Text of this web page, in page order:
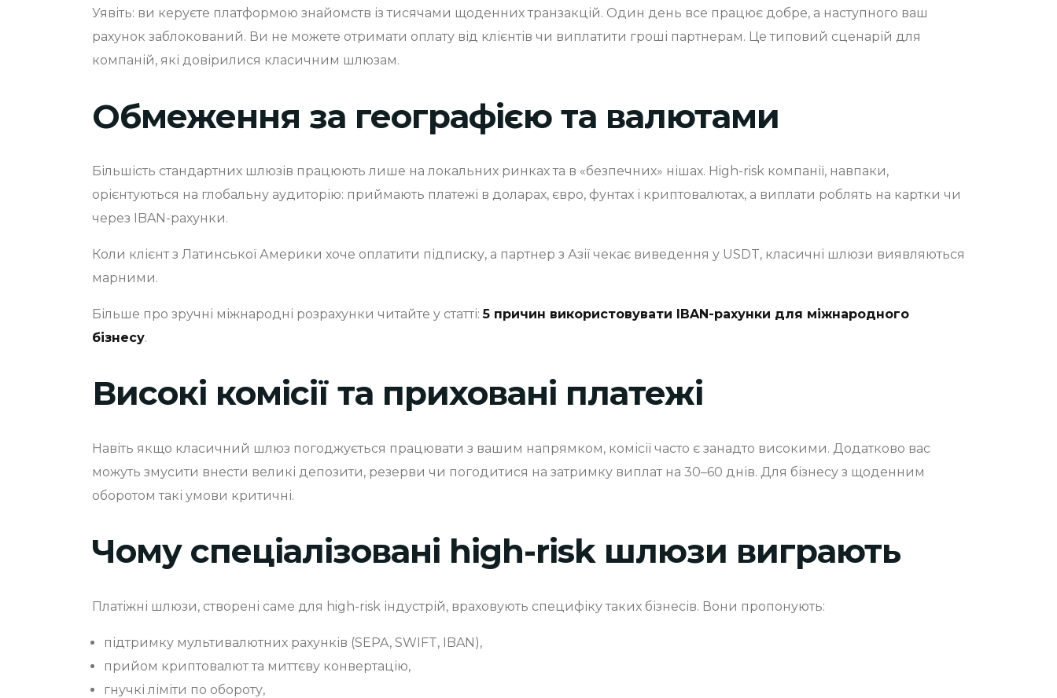
Уявіть: ви керуєте платформою знайомств із тисячами щоденних транзакцій. Один день все працює добре, а наступного ваш
рахунок заблокований. Ви не можете отримати оплату від клієнтів чи виплатити гроші партнерам. Це типовий сценарій для
компаній, які довірилися класичним шлюзам.
Обмеження за географією та валютами
Більшість стандартних шлюзів працюють лише на локальних ринках та в «безпечних» нішах. High-risk компанії, навпаки,
орієнтуються на глобальну аудиторію: приймають платежі в доларах, євро, фунтах і криптовалютах, а виплати роблять на картки чи
через IBAN-рахунки.
Коли клієнт з Латинської Америки хоче оплатити підписку, а партнер з Азії чекає виведення у USDT, класичні шлюзи виявляються
марними.
Більше про зручні міжнародні розрахунки читайте у статті:5 причин використовувати IBAN-рахунки для міжнародного
бізнесу.
Високі комісії та приховані платежі
Навіть якщо класичний шлюз погоджується працювати з вашим напрямком, комісії часто є занадто високими. Додатково вас
можуть змусити внести великі депозити, резерви чи погодитися на затримку виплат на 30–60 днів. Для бізнесу з щоденним
оборотом такі умови критичні.
Чому спеціалізовані high-risk шлюзи виграють
Платіжні шлюзи, створені саме для high-risk індустрій, враховують специфіку таких бізнесів. Вони пропонують:
підтримку мультивалютних рахунків (SEPA, SWIFT, IBAN),
прийом криптовалют та миттєву конвертацію,
гнучкі ліміти по обороту,